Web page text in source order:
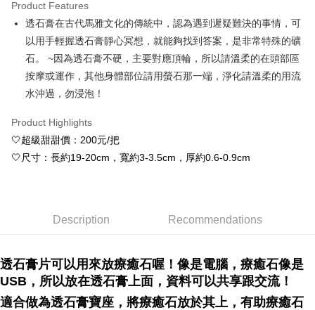
Apple Pay
JKOPAY
Easy Wallet
ATM Transfer
Shipping Method
NT$80/order | Free shipping on orders of NT$3,000 or more
NT$80/order | Free shipping on orders of NT$3,000 or more
郵局幫你送（離島）
NT$80/order | Free shipping on orders of NT$3,000 or more
Product Features
透石膏在古代馬雅文化的傳統中，認為遇到遲疑難決的事情，可
以用手輕握透石膏靜心冥想，就能夠找到答案，是非常特殊的礦
石。 ~因為透石膏不硬，主要對應頂輪，所以請溫柔的在頭部區
按摩或運作，其他身體部位請用螢石那一端，淨化請溫柔的用流
水沖過，勿浸泡！
Product Highlights
🤍超級甜甜價：200元/把
🤍尺寸：長約19-20cm，寬約3-3.5cm，厚約0.6-0.9cm
Description Recommendations
透石膏片可以用來放療癒石喔！像是電腦，療癒石像是
USB，所以放在透石膏上面，資料可以共享跟交流！
適合做為透石膏寶座，將療癒石放於其上，有助療癒石